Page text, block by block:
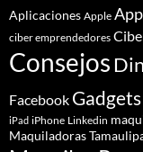
Aplicaciones Apple
ciber emprendedores
Consejos
Facebook Gadgets
iPad iPhone Linkedin
Maquiladoras